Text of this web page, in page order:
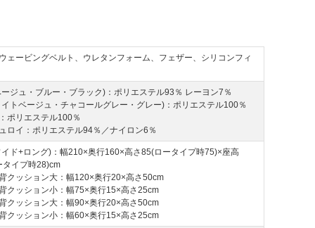
ェービングベルト、ウレタンフォーム、フェザー、シリコンフィ
ジュ・ブルー・ブラック)：ポリエステル93％ レーヨン7％
トベージュ・チャコールグレー・グレー)：ポリエステル100％
ポリエステル100％
ロイ：ポリエステル94％／ナイロン6％
ド+ロング)：幅210×奥行160×高さ85(ロータイプ時75)×座高
タイプ時28)cm
クッション大：幅120×奥行20×高さ50cm
クッション小：幅75×奥行15×高さ25cm
クッション大：幅90×奥行20×高さ50cm
クッション小：幅60×奥行15×高さ25cm